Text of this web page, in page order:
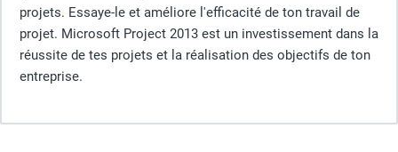
projets. Essaye-le et améliore l'efficacité de ton travail de
projet. Microsoft Project 2013 est un investissement dans la
réussite de tes projets et la réalisation des objectifs de ton
entreprise.